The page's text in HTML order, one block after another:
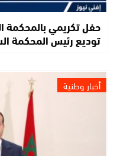
حفل تكريمي بالمحكمة
توديع رئيس المحكمة
أخبار وطنية